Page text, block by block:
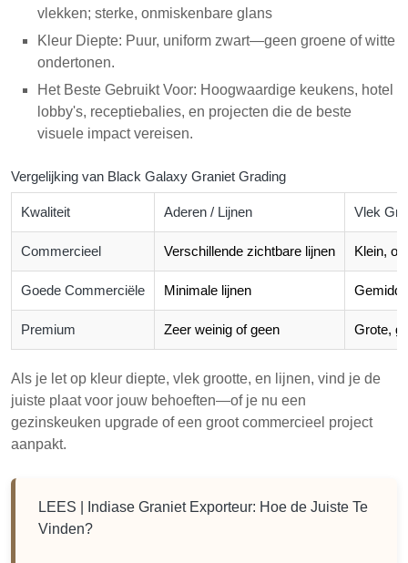
vlekken; sterke, onmiskenbare glans
Kleur Diepte: Puur, uniform zwart—geen groene of witte
ondertonen.
Het Beste Gebruikt Voor: Hoogwaardige keukens, hotel
lobby's, receptiebalies, en projecten die de beste
visuele impact vereisen.
Vergelijking van Black Galaxy Graniet Grading
Kwaliteit Aderen / Lijnen Vlek
Commercieel Verschillende zichtbare lijnen Klein,
Goede Commerciële Minimale lijnen
Premium Zeer weinig of geen Grote,
Als je let op kleur diepte, vlek grootte, en lijnen, vind je de
juiste plaat voor jouw behoeften—of je nu een
gezinskeuken upgrade of een groot commercieel project
aanpakt.
LEES |
Indiase Graniet Exporteur: Hoe de Juiste Te
Vinden?